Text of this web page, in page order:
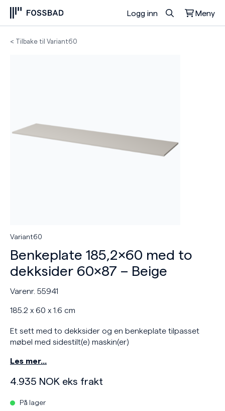
Logg inn Meny
Du har ingen produkter i handlekurven.
< Tilbake til Variant60
Variant60
Benkeplate 185,2×60 med to
dekksider 60×87 – Beige
Varenr. 55941
185.2 x 60 x 1.6 cm
Et sett med to dekksider og en benkeplate tilpasset
møbel med sidestilt(e) maskin(er)
Les mer…
4.935 NOK eks frakt
På lager